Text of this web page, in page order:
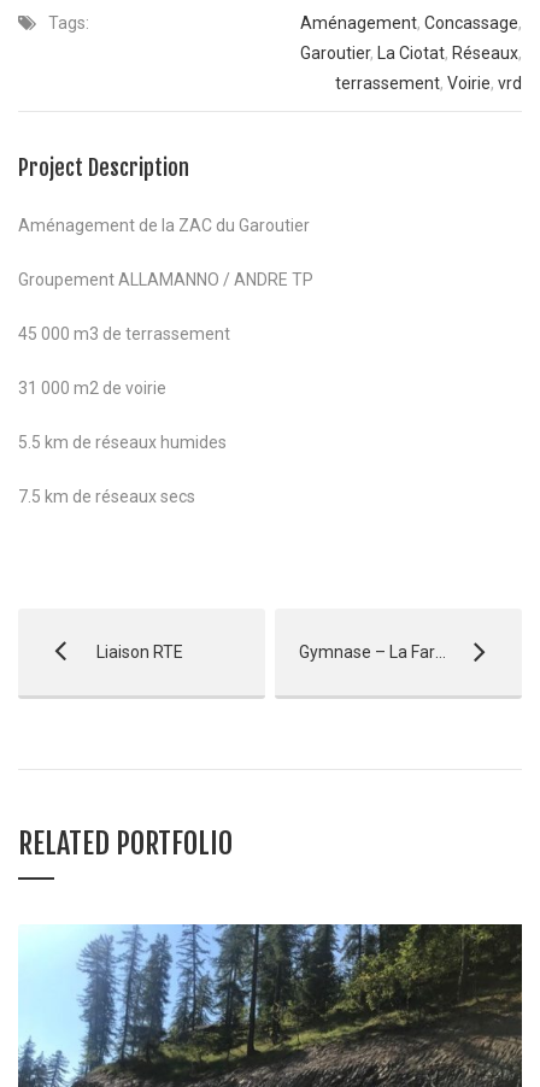
Tags: Aménagement, Concassage,
Garoutier, La Ciotat, Réseaux,
terrassement, Voirie, vrd
Project Description
Aménagement de la ZAC du Garoutier
Groupement ALLAMANNO / ANDRE TP
45 000 m3 de terrassement
31 000 m2 de voirie
5.5 km de réseaux humides
7.5 km de réseaux secs
Liaison RTE Gymnase – La Fare Les Oliviers
RELATED PORTFOLIO